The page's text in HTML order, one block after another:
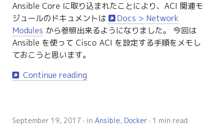
Ansible Core に取り込まれたことにより、ACI 関連モ
ジュールのドキュメントは
Docs > Network
Modules から参照出来るようになりました。 今回は
Ansible を使って Cisco ACI を設定する手順をメモし
ておこうと思います。
Continue reading
September 19, 2017 in Ansible, Docker 1 min read